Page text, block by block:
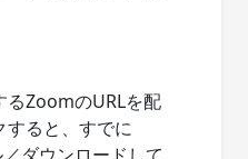
るZoomのURLを配
すると、すでに